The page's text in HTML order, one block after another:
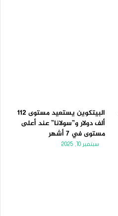
البيتكوين يستعيد مستوى 112
ألف دولار و”سولانا” عند أعلى
مستوى في 7 أشهر
سبتمبر 10, 2025